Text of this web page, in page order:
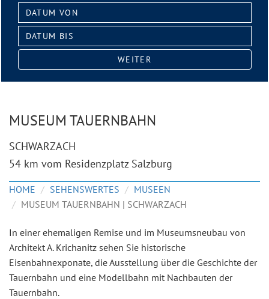
Datum
von:
Datum
bis:
WEITER
MUSEUM TAUERNBAHN
SCHWARZACH
54 km vom Residenzplatz Salzburg
HOME SEHENSWERTES
MUSEEN
MUSEUM TAUERNBAHN | SCHWARZACH
In einer ehemaligen Remise und im Museumsneubau von
Architekt A. Krichanitz sehen Sie historische
Eisenbahnexponate, die Ausstellung über die Geschichte der
Tauernbahn und eine Modellbahn mit Nachbauten der
Tauernbahn.